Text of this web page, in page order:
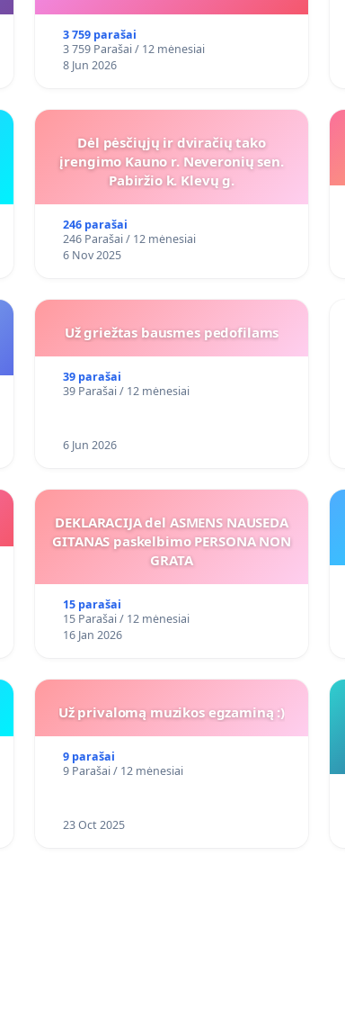
3 759 parašai
3 759 Parašai / 12 mėnesiai
8 Jun 2026
Dėl pėsčiųjų ir dviračių tako
įrengimo Kauno r. Neveronių sen.
Pabiržio k. Klevų g.
246 parašai
246 Parašai / 12 mėnesiai
6 Nov 2025
Už griežtas bausmes pedofilams
39 parašai
39 Parašai / 12 mėnesiai
6 Jun 2026
DEKLARACIJA del ASMENS NAUSEDA
GITANAS paskelbimo PERSONA NON
GRATA
15 parašai
15 Parašai / 12 mėnesiai
16 Jan 2026
Už privalomą muzikos egzaminą :)
9 parašai
9 Parašai / 12 mėnesiai
23 Oct 2025